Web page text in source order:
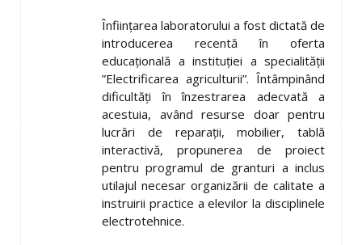
Înființarea laboratorului a fost dictată de
introducerea recentă în oferta
educațională a instituției a specialității
”Electrificarea agriculturii”. Întâmpinând
dificultăți în înzestrarea adecvată a
acestuia, având resurse doar pentru
lucrări de reparații, mobilier, tablă
interactivă, propunerea de proiect
pentru programul de granturi a inclus
utilajul necesar organizării de calitate a
instruirii practice a elevilor la disciplinele
electrotehnice.